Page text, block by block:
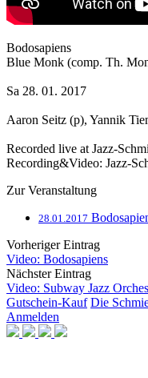
Bodosapiens
Blue Monk (comp. Th.
Sa 28. 01. 2017
Aaron Seitz (p), Yannik
Recorded live at Jazz-
Recording&Video: Jazz-
Zur Veranstaltung
28.01.2017
Vorheriger Eintrag
Video: Bodosapiens
Nächster Eintrag
Video: Subway Jazz
Gutschein-Kauf Die
Anmelden